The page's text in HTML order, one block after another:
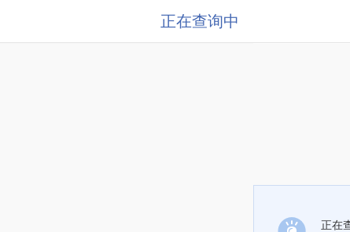
正在查询中
正在